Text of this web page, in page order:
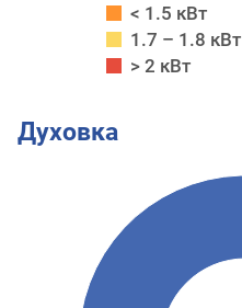
< 1.5 кВт
1.7 – 1.8 кВт
> 2 кВт
Духовка